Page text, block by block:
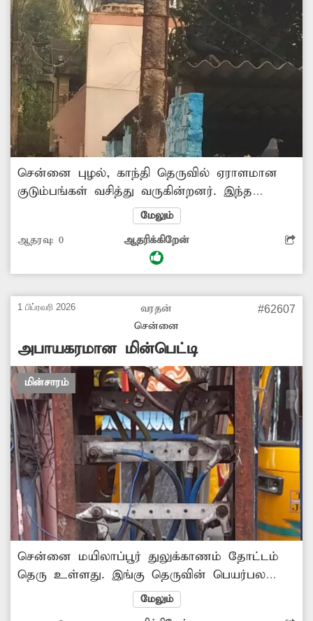
சென்னை புழல், காந்தி தெருவில் ஏராளமான
குடும்பங்கள் வசித்து வருகின்றனர். இந்த
தெருவில் உள்ள மின்கம்பம், அதன் கான்கீரிட்
பெயர்ந்து கீழே விழும் நிலையில் உள்ளது.
எப்போது வேண்டுமானலும் விழும் நிலையில்
இருப்பதால் பொதுமக்களும், வாகன ஓட்டிகளும்
மாநகராட்சி அதிகாரிகள் நடவடிக்கை எடுத்து
மின்கம்பத்தை சீரமைத்து தரவேண்டும்.
மேலும்
ஆதரவு: 0 ஆதரிக்கிறேன்
1 பிப்ரவரி 2026
வரதன்
சென்னை
#62607
அபாயகரமான மின்பெட்டி
மின்சாரம்
சென்னை மயிலாப்பூர் துலுக்காணம் தோட்டம்
தெரு உள்ளது. இங்கு தெருவின் பெயர்பலகை
அருகில் உள்ள மின்பெட்டி சேதமடைந்து மின்
வயர்கள் வெளியே தெரியும்படியாக மிகவும்
மேலும்